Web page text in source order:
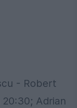
- Robert
Adrian